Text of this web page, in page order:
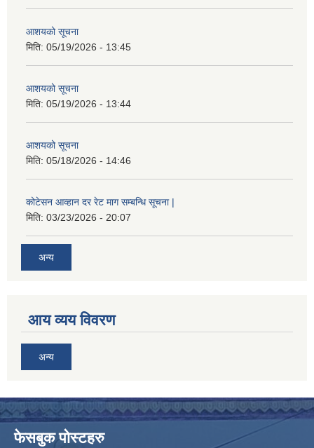
आशयको सूचना
मिति: 05/19/2026 - 13:45
आशयको सूचना
मिति: 05/19/2026 - 13:44
आशयको सूचना
मिति: 05/18/2026 - 14:46
कोटेसन आव्हान दर रेट माग सम्बन्धि सूचना |
मिति: 03/23/2026 - 20:07
अन्य
आय व्यय विवरण
अन्य
फेसबुक पोस्टहरु